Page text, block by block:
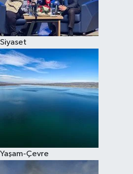
Siyaset
Yaşam-Çevre
Spor
Çocuk
Eğitim
Kim kimdir?